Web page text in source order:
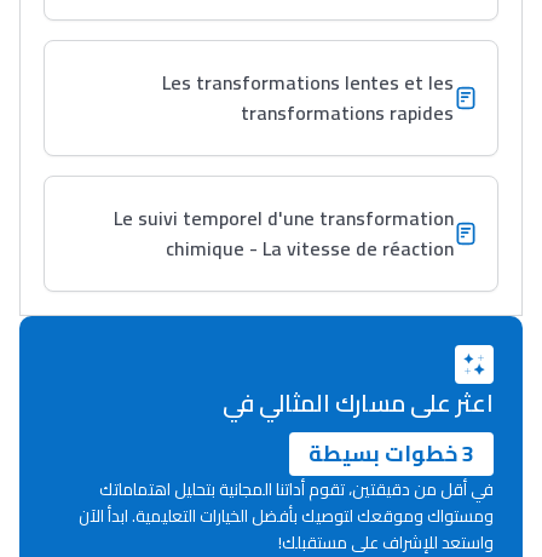
التعليم الثانوي الإعدادي
Post-Bac
Interviews/Vidéos
+ de 89 Interviews/Vidéos
دليل المهن
ما يزيد عن 149 مهنة
دليل التوجيه
التوجيه بالثانوي و الإعدادي
Les transformations lentes et les
transformations rapides
Le suivi temporel d'une transformation
chimique - La vitesse de réaction
اعثر على مسارك المثالي في
3 خطوات بسيطة
في أقل من دقيقتين، تقوم أداتنا المجانية بتحليل اهتماماتك
ومستواك وموقعك لتوصيك بأفضل الخيارات التعليمية. ابدأ الآن
واستعد للإشراف على مستقبلك!